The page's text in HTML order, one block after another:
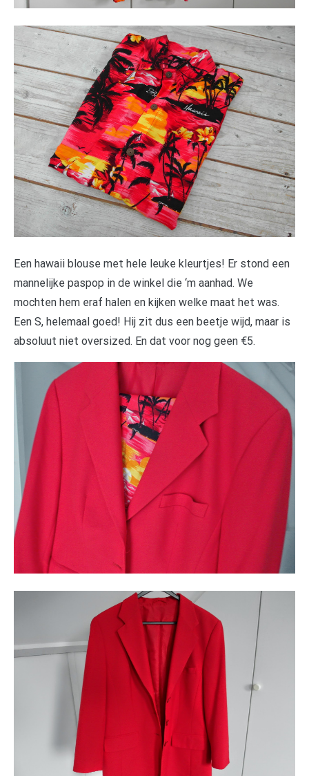
Een hawaii blouse met hele leuke kleurtjes! Er stond een
mannelijke paspop in de winkel die ‘m aanhad. We
mochten hem eraf halen en kijken welke maat het was.
Een S, helemaal goed! Hij zit dus een beetje wijd, maar is
absoluut niet oversized. En dat voor nog geen €5.